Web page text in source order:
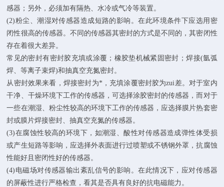
感器；另外，必须加有隔热、水冷或气冷等装置。
(2)粉尘、潮湿对传感器造成短路的影响。在此环境条件下应选用密
闭性很高的传感器。不同的传感器其密封的方式是不同的，其密闭性
存在着很大差异。
常见的密封有密封胶充填或涂覆；橡胶垫机械紧固密封；焊接(氩弧
焊、等离子束焊)和抽真空充氮密封。
从密封效果来看，焊接密封为*，充填涂覆密封胶为zui差。对于室内
干净、干燥环境下工作的传感器，可选择涂胶密封的传感器，而对于
一些在潮湿、粉尘性较高的环境下工作的传感器，应选择膜片热套密
封或膜片焊接密封、抽真空充氮的传感器。
(3)在腐蚀性较高的环境下，如潮湿、酸性对传感器造成弹性体受损
或产生短路等影响，应选择外表面进行过喷塑或不锈钢外罩，抗腐蚀
性能好且密闭性好的传感器。
(4)电磁场对传感器输出紊乱信号的影响。在此情况下，应对传感器
的屏蔽性进行严格检查，看其是否具有良好的抗电磁能力。